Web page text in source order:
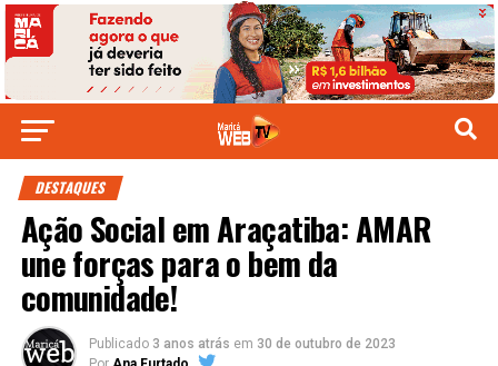
DESTAQUES
Ação Social em Araçatiba: AMAR
une forças para o bem da
comunidade!
Publicado 3 anos atrás em 30 de outubro de 2023